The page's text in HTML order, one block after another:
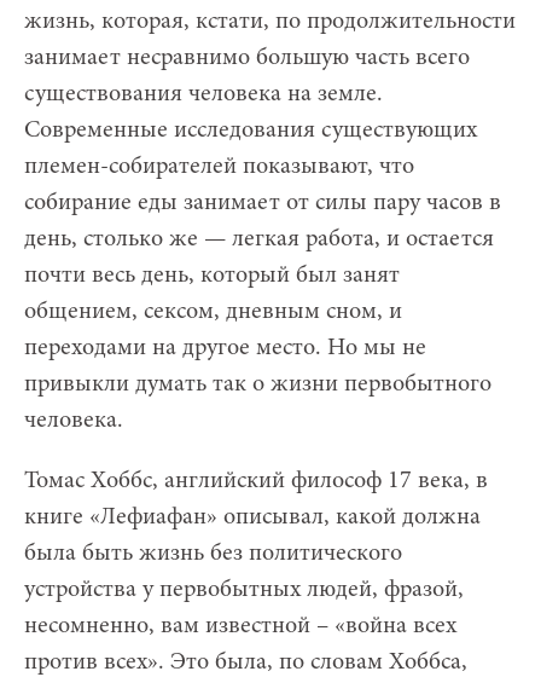
жизнь, которая, кстати, по продолжительности
занимает несравнимо большую часть всего
существования человека на земле.
Современные исследования существующих
племен-собирателей показывают, что
собирание еды занимает от силы пару часов в
день, столько же — легкая работа, и остается
почти весь день, который был занят
общением, сексом, дневным сном, и
переходами на другое место. Но мы не
привыкли думать так о жизни первобытного
человека.
Томас Хоббс, английский философ 17 века, в
книге «Лефиафан» описывал, какой должна
была быть жизнь без политического
устройства у первобытных людей, фразой,
несомненно, вам известной – «война всех
против всех». Это была, по словам Хоббса,